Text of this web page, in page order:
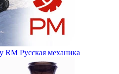
RM Русская механика